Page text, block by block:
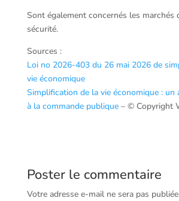
Sont également concernés les marchés
sécurité.
Sources :
Loi no 2026-403 du 26 mai 2026 de
vie économique
Simplification de la vie économique : un
à la commande publique– © Copyright
Poster le commentaire
Votre adresse e-mail ne sera pas